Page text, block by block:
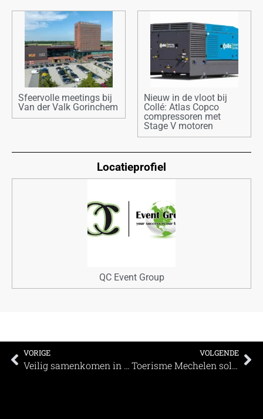
Sfeervolle meetings bij
Van der Valk Gorinchem
Nieuw in de vloot bij
Collé: Atlas Copco
compressoren met
Stage V motoren
Locatieprofiel
QC Event Group
VORIGE
Veilig samenkomen in de Beurs
VOLGENDE
Toerisme Mechelen solidair met verpleegkundigen